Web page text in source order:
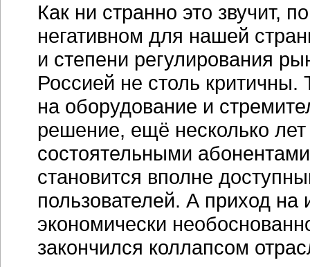
Как ни странно это звучит,
негативном для нашей
и степени регулирования
Россией не столь
на оборудование и
решение, ещё несколько
состоятельными
становится вполне
пользователей. А приход
экономически
закончился коллапсом